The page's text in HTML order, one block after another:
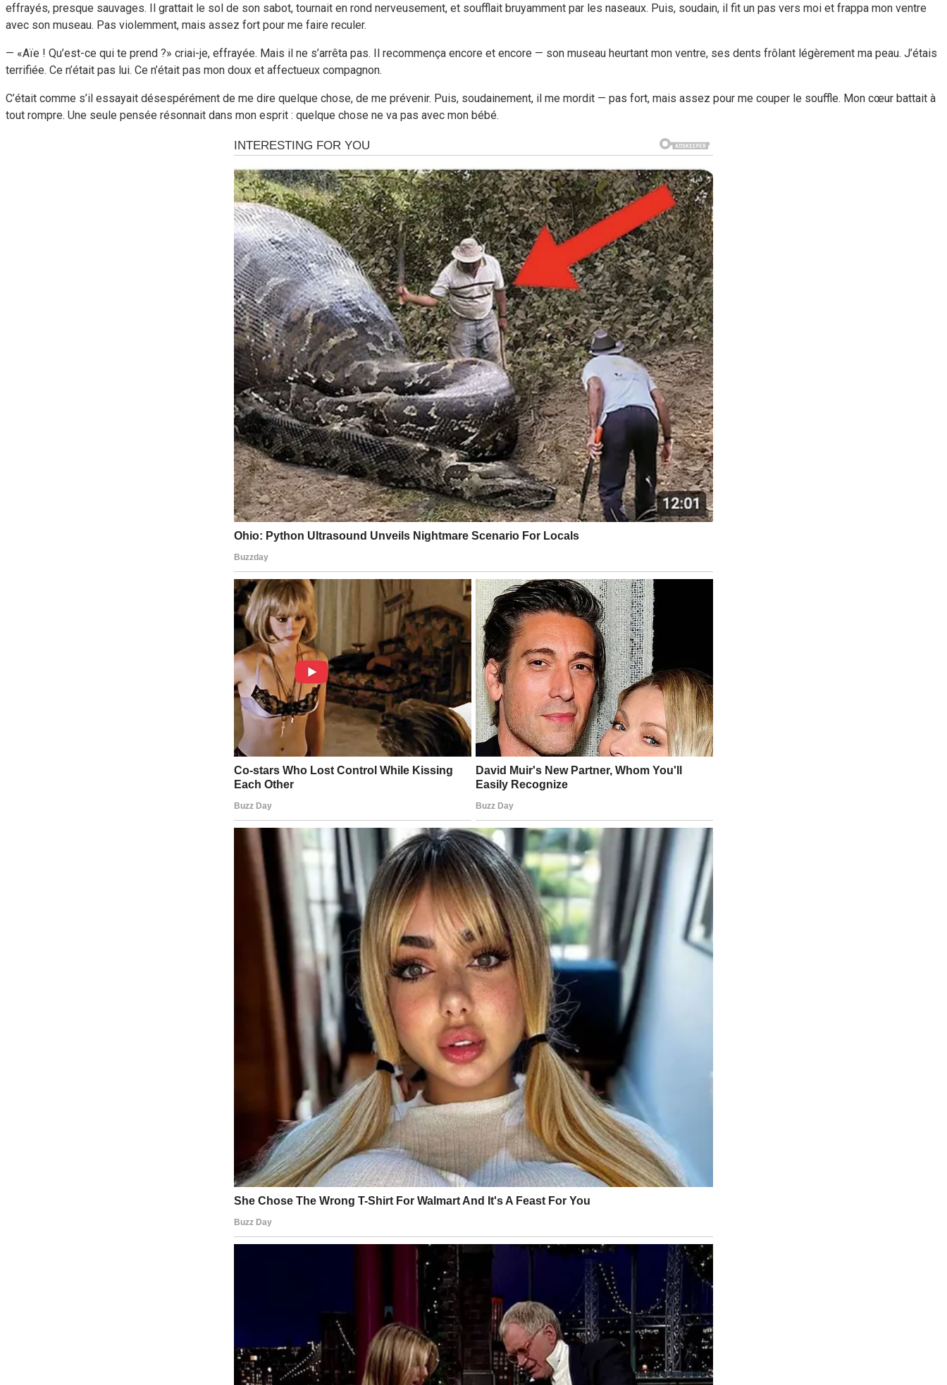
effrayés, presque sauvages. Il grattait le sol de son sabot, tournait en rond nerveusement, et soufflait bruyamment par les naseaux. Puis, soudain, il fit un pas vers moi et frappa mon ventre
avec son museau. Pas violemment, mais assez fort pour me faire reculer.
— «Aïe ! Qu’est-ce qui te prend ?» criai-je, effrayée. Mais il ne s’arrêta pas. Il recommença encore et encore — son museau heurtant mon ventre, ses dents frôlant légèrement ma peau. J’étais
terrifiée. Ce n’était pas lui. Ce n’était pas mon doux et affectueux compagnon.
C’était comme s’il essayait désespérément de me dire quelque chose, de me prévenir. Puis, soudainement, il me mordit — pas fort, mais assez pour me couper le souffle. Mon cœur battait à
tout rompre. Une seule pensée résonnait dans mon esprit : quelque chose ne va pas avec mon bébé.